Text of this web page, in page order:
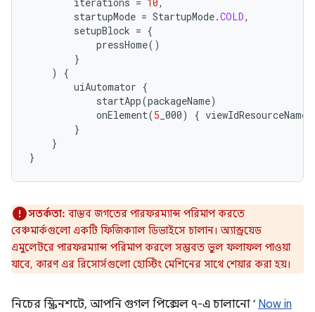
startupMode = StartupMode.COLD,
setupBlock = {
pressHome()
}
)
{
uiAutomator {
startApp(packageName)
onElement(5 _000) { viewIdResourceName
}
}
}
সতর্কতা: বাস্তব জগতের পারফরম্যান্স পরিমাপ করতে
বেঞ্চমার্কগুলো একটি ফিজিক্যাল ডিভাইসে চালান। অ্যান্ড্রয়েড
এমুলেটরে পারফরম্যান্স পরিমাপ করলে সম্ভবত ভুল ফলাফল পাওয়া
যাবে, কারণ এর রিসোর্সগুলো হোস্টিং মেশিনের সাথে শেয়ার করা হয়।
নিচের স্ক্রিনশটে, আপনি গুগল পিক্সেল ৭-এ চালানো ‘ Now in